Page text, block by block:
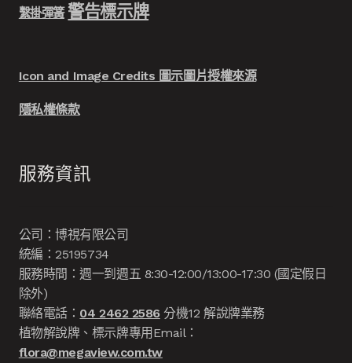
繫掛彈簧 警告標示牌
Icon and Image Credits 圖示圖片授權來源
隱私權條款
服務資訊
公司：博視有限公司
統編：25195734
服務時間：週一到週五 8:30-12:00/13:00-17:30 (國定假日
除外)
聯絡電話： 04 2462 2586分機12 解說牌業務
植物解說牌、標示牌專用Email：
flora@megaview.com.tw